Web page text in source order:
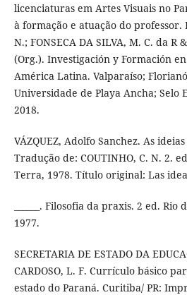
licenciaturas em Artes Visuais no
à formação e atuação do professor.
N.; FONSECA DA SILVA, M. C. da R
(Org.). Investigación y Formación
América Latina. Valparaíso;
Universidade de Playa Ancha; Selo
2018.
VÁZQUEZ, Adolfo Sanchez. As
Tradução de: COUTINHO, C. N. 2.
Terra, 1978. Título original: Las
______. Filosofia da praxis. 2 ed.
1977.
SECRETARIA DE ESTADO DA
CARDOSO, L. F. Currículo básico
estado do Paraná. Curitiba/ PR: